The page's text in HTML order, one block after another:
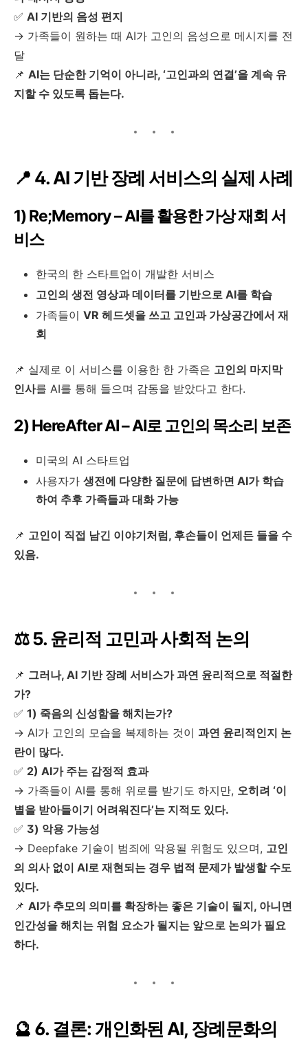
✅ AI 기반의 음성 편지
→ 가족들이 원하는 때 AI가 고인의 음성으로 메시지를 전
달
📌 AI는 단순한 기억이 아니라, ‘고인과의 연결’을 계속 유
지할 수 있도록 돕는다.
📍 4. AI 기반 장례 서비스의 실제 사례
1) Re;Memory – AI를 활용한 가상 재회 서
비스
한국의 한 스타트업이 개발한 서비스
고인의 생전 영상과 데이터를 기반으로 AI를 학습
가족들이 VR 헤드셋을 쓰고 고인과 가상공간에서 재
회
📌 실제로 이 서비스를 이용한 한 가족은 고인의 마지막
인사를 AI를 통해 들으며 감동을 받았다고 한다.
2) HereAfter AI – AI로 고인의 목소리 보존
미국의 AI 스타트업
사용자가 생전에 다양한 질문에 답변하면 AI가 학습
하여 추후 가족들과 대화 가능
📌 고인이 직접 남긴 이야기처럼, 후손들이 언제든 들을 수
있음.
⚖️ 5. 윤리적 고민과 사회적 논의
📌 그러나, AI 기반 장례 서비스가 과연 윤리적으로 적절한
가?
✅ 1) 죽음의 신성함을 해치는가?
→ AI가 고인의 모습을 복제하는 것이 과연 윤리적인지 논
란이 많다.
✅ 2) AI가 주는 감정적 효과
→ 가족들이 AI를 통해 위로를 받기도 하지만, 오히려 ‘이
별을 받아들이기 어려워진다’는 지적도 있다.
✅ 3) 악용 가능성
→ Deepfake 기술이 범죄에 악용될 위험도 있으며, 고인
의 의사 없이 AI로 재현되는 경우 법적 문제가 발생할 수도
있다.
📌 AI가 추모의 의미를 확장하는 좋은 기술이 될지, 아니면
인간성을 해치는 위험 요소가 될지는 앞으로 논의가 필요
하다.
🔮 6. 결론: 개인화된 AI, 장례문화의